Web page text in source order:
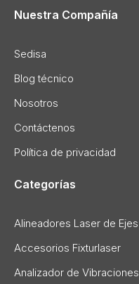
Nuestra Compañía
Sedisa
Blog técnico
Nosotros
Contáctenos
Política de privacidad
Categorías
Alineadores Laser de Ejes
Accesorios Fixturlaser
Analizador de Vibraciones